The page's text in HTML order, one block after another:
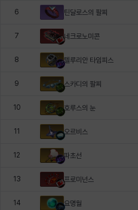
6 틴달로스의 팔찌
7 네크로노미콘
8 텔루리안 타임피스
9 스카디의 팔찌
10 호루스의 눈
11 오르비스
12 파초선
13 프로미넌스
14 요명월